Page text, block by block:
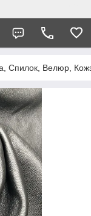
Спилок, Велюр,